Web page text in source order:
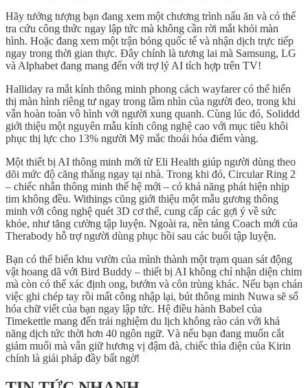
Hãy tưởng tượng bạn đang xem một chương trình nấu ăn và có thể
tra cứu công thức ngay lập tức mà không cần rời mắt khỏi màn
hình. Hoặc đang xem một trận bóng quốc tế và nhận dịch trực tiếp
ngay trong thời gian thực. Đây chính là tương lai mà Samsung, LG
và Alphabet đang mang đến với trợ lý AI tích hợp trên TV!
Halliday ra mắt kính thông minh phong cách wayfarer có thể hiển
thị màn hình riêng tư ngay trong tầm nhìn của người đeo, trong khi
vẫn hoàn toàn vô hình với người xung quanh. Cùng lúc đó, Soliddd
giới thiệu một nguyên mẫu kính công nghệ cao với mục tiêu khôi
phục thị lực cho 13% người Mỹ mắc thoái hóa điểm vàng.
Một thiết bị AI thông minh mới từ Eli Health giúp người dùng theo
dõi mức độ căng thẳng ngay tại nhà. Trong khi đó, Circular Ring 2
– chiếc nhẫn thông minh thế hệ mới – có khả năng phát hiện nhịp
tim không đều. Withings cũng giới thiệu một mẫu gương thông
minh với công nghệ quét 3D cơ thể, cung cấp các gợi ý về sức
khỏe, như tăng cường tập luyện. Ngoài ra, nền tảng Coach mới của
Therabody hỗ trợ người dùng phục hồi sau các buổi tập luyện.
Bạn có thể biến khu vườn của mình thành một trạm quan sát động
vật hoang dã với Bird Buddy – thiết bị AI không chỉ nhận diện chim
mà còn có thể xác định ong, bướm và côn trùng khác. Nếu bạn chán
việc ghi chép tay rồi mất công nhập lại, bút thông minh Nuwa sẽ số
hóa chữ viết của bạn ngay lập tức. Hệ điều hành Babel của
Timekettle mang đến trải nghiệm du lịch không rào cản với khả
năng dịch tức thời hơn 40 ngôn ngữ. Và nếu bạn đang muốn cắt
giảm muối mà vẫn giữ hương vị đậm đà, chiếc thìa điện của Kirin
chính là giải pháp đầy bất ngờ!